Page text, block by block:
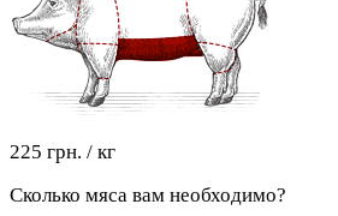
225 грн. / кг
Сколько мяса вам необходимо?